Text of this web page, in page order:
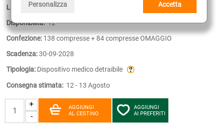
Personalizza Accetta
Linea:
Fitomagra
Disponibilità:12
Confezione: 138 compresse + 84 compresse OMAGGIO
Scadenza:30-09-2028
Tipologia: Dispositivo medico detraibile
Consegna stimata: 12 - 13 Agosto
+
-
AGGIUNGI
AL CESTINO
AGGIUNGI
AI PREFERITI